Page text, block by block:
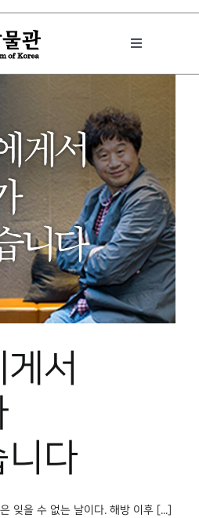
Toggle
서
니다
잊을 수 없는 날이다. 해방 이후 [...]